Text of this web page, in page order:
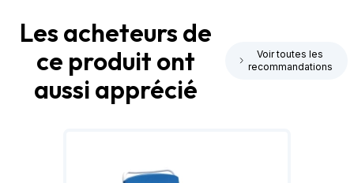
Les acheteurs de
ce produit ont
aussi apprécié
Voir toutes les
recommandations